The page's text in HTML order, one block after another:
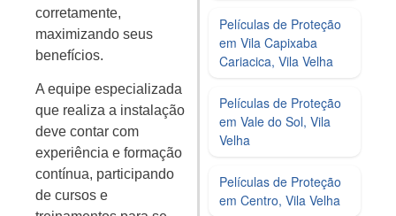
corretamente,
maximizando seus
benefícios.
A equipe especializada
que realiza a instalação
deve contar com
experiência e formação
contínua, participando
de cursos e
Películas de Proteção
em Vila Capixaba
Cariacica, Vila Velha
Películas de Proteção
em Vale do Sol, Vila
Velha
Películas de Proteção
em Centro, Vila Velha